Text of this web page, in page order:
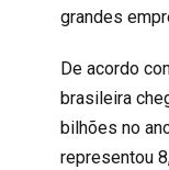
grandes
De acordo
brasileira
bilhões no
representou